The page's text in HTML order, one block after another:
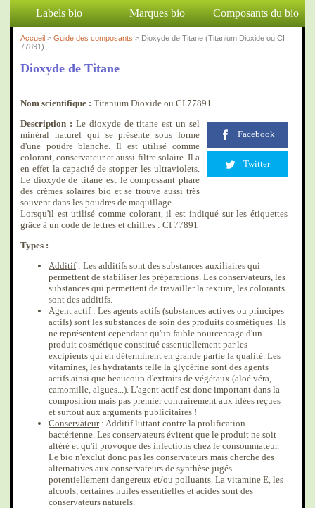
Labels bio Marques bio Composants du bio
Accueil > Guide des composants > Dioxyde de Titane (Titanium Dioxide ou CI
77891)
Dioxyde de Titane
Nom scientifique : Titanium Dioxide ou CI 77891
Facebook
Twitter
Description : Le dioxyde de titane est un sel
minéral naturel qui se présente sous forme
d'une poudre blanche. Il est utilisé comme
colorant, conservateur et aussi filtre solaire. Il a
en effet la capacité de stopper les ultraviolets.
Le dioxyde de titane est le compossant phare
des crèmes solaires bio et se trouve aussi très
souvent dans les poudres de maquillage.
Lorsqu'il est utilisé comme colorant, il est indiqué sur les étiquettes
grâce à un code de lettres et chiffres : CI 77891
Types :
Additif: Les additifs sont des substances auxiliaires qui
permettent de stabiliser les préparations. Les conservateurs, les
substances qui permettent de travailler la texture, les colorants
sont des additifs.
Agent actif: Les agents actifs (substances actives ou principes
actifs) sont les substances de soin des produits cosmétiques. Ils
ne représentent cependant qu'un faible pourcentage d'un
produit cosmétique constitué essentiellement par les
excipients qui en déterminent en grande partie la qualité. Les
vitamines, les hydratants telle la glycérine sont des agents
actifs ainsi que beaucoup d'extraits de végétaux (aloé véra,
camomille, algues...). L'agent actif est donc important dans la
composition mais pas premier contrairement aux idées reçues
et surtout aux arguments publicitaires !
Conservateur: Additif luttant contre la prolification
bactérienne. Les conservateurs évitent que le produit ne soit
altéré et qu'il provoque des infections chez le consommateur.
Le bio n'exclut donc pas les conservateurs mais cherche des
alternatives aux conservateurs de synthèse jugés
potentiellement dangereux et/ou polluants. La vitamine E, les
alcools, certaines huiles essentielles et acides sont des
conservateurs naturels.